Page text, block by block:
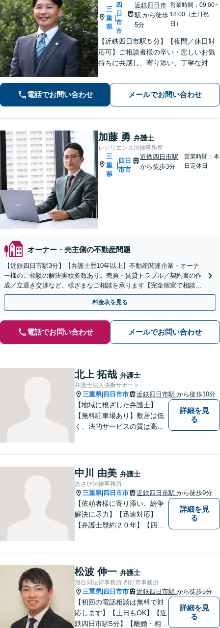
三
重
県
四
日
市
市
近鉄四日市
駅 から徒歩
5分
営業時間：09:00~
18:00（土日祝
日）
【近鉄四日市駅５分】【夜間／休日対
応可】ご相談者様の辛い・悲しいお気
持ちに共感し、寄り添い、丁寧な対応
相続／刑事事件など、幅広く対応【地
域に根ざした弁護士】お気軽にお問い
合わせください。
電話でお問い合わせ メールでお問い合わせ
加藤 勇 弁護士
レジリエンス法律事務所
三
重
県
四日
市市
近鉄四日市駅
から徒歩3分
営業時間：本
日定休日
オーナー・売主側の不動産問題
【近鉄四日市駅3分】【弁護士歴10年以上】不動産関連企業・オーナ
ー様のご相談の解決実績多数あり。売買・賃貸トラブル／契約書の作
成／立退き交渉など、様ざまなご相談を承ります【完全個室で相談】
不動産企業の顧問弁護士も対応可能です
料金表を見る
電話でお問い合わせ メールでお問い合わせ
北上 拓哉 弁護士
弁護士法人決断サポート
三重県| 四日市市 近鉄四日市駅 から徒歩10分
【地域に根ざした弁護士】
【無料駐車場あり】敷居は低
く、法的サービスの質は高く
題／離婚問題／相続問題／企
業法務など、幅広く対応可
能。【明確な料金体系】どう
ぞご連絡ください。
詳細を見
る
中川 由美 弁護士
あさひ法律事務所
三重県| 四日市市 近鉄四日市駅 から徒歩9分
【依頼者様に寄り添い、紛争
解決に尽力】【迅速対応】
【弁護士歴約２０年】【四日
詳細を見
る
松波 伸一 弁護士
旭合同法律事務所 四日市事務所
三重県| 四日市市 近鉄四日市駅 から徒歩5分
【初回の電話相談は無料で対
応します】【土日もOK】【近
鉄四日市駅5分】【離婚・相続
詳細を見
る